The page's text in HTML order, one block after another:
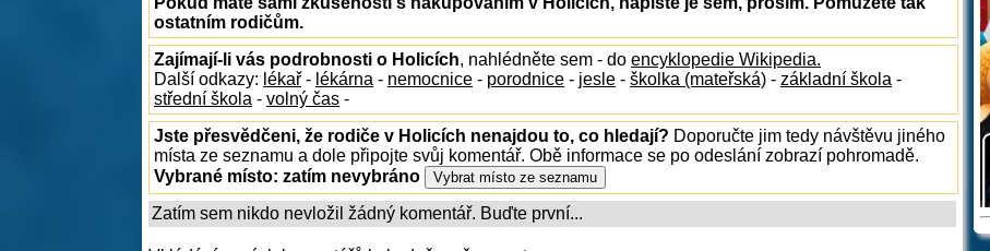
ostatním rodičům.
Zajímají-li vás podrobnosti o Holicích, nahlédněte sem - do encyklopedie Wikipedia.
Další odkazy: lékař - lékárna - nemocnice - porodnice - jesle - školka (mateřská) - základní škola -
střední škola - volný čas -
Jste přesvědčeni, že rodiče v Holicích nenajdou to, co hledají? Doporučte jim tedy návštěvu jiného
místa ze seznamu a dole připojte svůj komentář. Obě informace se po odeslání zobrazí pohromadě.
Vybrané místo: zatím nevybráno
Zatím sem nikdo nevložil žádný komentář. Buďte první...